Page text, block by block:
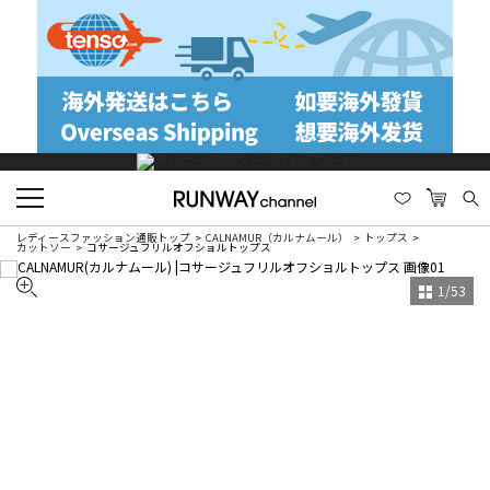
レディースファッション通販トップ CALNAMUR（カルナムール） トップス
カットソー コサージュフリルオフショルトップス
1 /53